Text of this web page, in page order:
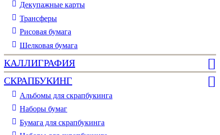
Декупажные карты
Трансферы
Рисовая бумага
Шелковая бумага
КАЛЛИГРАФИЯ
СКРАПБУКИНГ
Альбомы для скрапбукинга
Наборы бумаг
Бумага для скрапбукинга